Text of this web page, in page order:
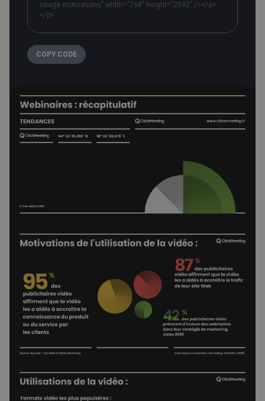
usage motivations" width="768" height="2592" /></a>
</p>
COPY CODE